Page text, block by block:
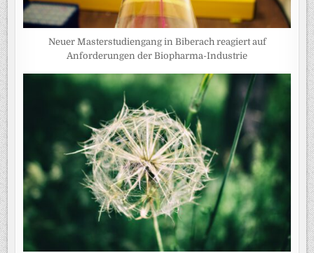
Neuer Masterstudiengang in Biberach reagiert auf
Anforderungen der Biopharma-Industrie